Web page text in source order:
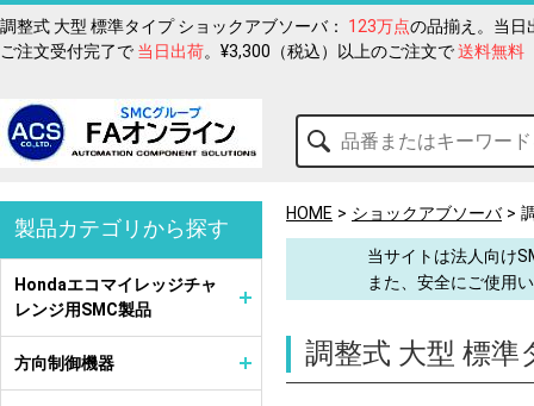
調整式 大型 標準タイプ ショックアブソーバ： 123万点の品揃え。当日
ご注文受付完了で 当日出荷。¥3,300（税込）以上のご注文で送料無料
HOME ショックアブソーバ
当サイトは法人向け
また、安全にご使用
調整式 大型 標
製品カテゴリから探す
Hondaエコマイレッジチャ
レンジ用SMC製品
方向制御機器